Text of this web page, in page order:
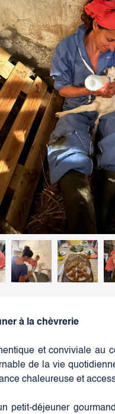
à la chèvrerie
et conviviale
de la vie
chaleureuse et
petit-déjeuner